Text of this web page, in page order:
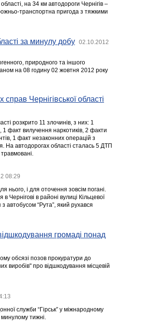
на 34 км автодороги Чернігів –
транспортна пригода з тяжкими
за минулу добу
02.10.2012
природного та іншого
на 08 годину 02 жовтня 2012 року
Чернігівської області
розкрито 11 злочинів, з них: 1
1 факт вилучення наркотиків, 2 факти
1 факт незаконних операцій з
На автодорогах області сталась 5 ДТП
08:29
нього, і для оточення зовсім погані.
Чернігові в районі вулиці Кільцевої
з автобусом “Рута”, який рухався
громаді понад
обсязі позов прокуратури до
виробів" про відшкодування місцевій
служби “Гірськ” у міжнародному
минулому тижні.